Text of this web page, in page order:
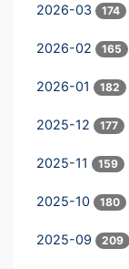
2026-03 174
2026-02 165
2026-01 182
2025-12 177
2025-11 159
2025-10 180
2025-09 209